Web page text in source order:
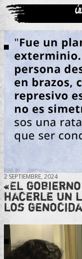
2 SEPTIEMBRE, 2024
«El
hacerle un
los